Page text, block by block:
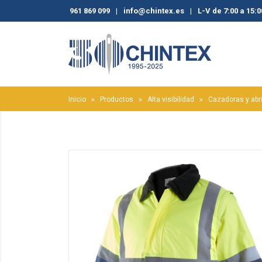
961 869 099 | info@chintex.es | L-V de 7:00 a
Inicio Productos Alta visibilidad Cazadoras y